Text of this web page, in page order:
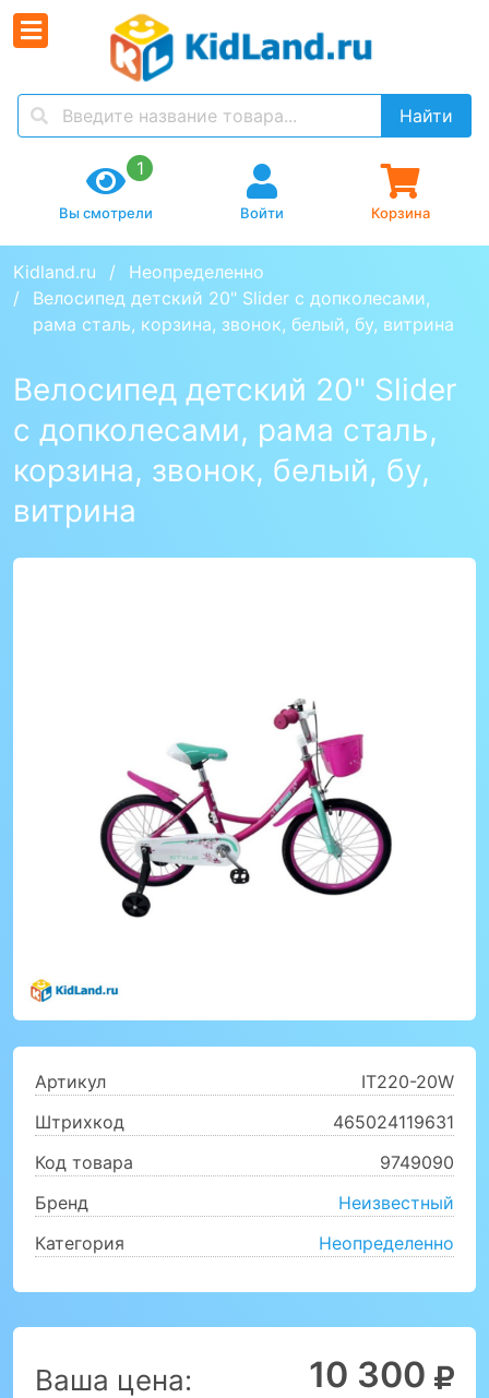
Найти
1
Вы смотрели Войти Корзина
Kidland.ru
Неопределенно
Велосипед детский 20" Slider с допколесами,
рама сталь, корзина, звонок, белый, бу, витрина
Велосипед детский 20" Slider
с допколесами, рама сталь,
корзина, звонок, белый, бу,
витрина
Артикул
IT220-20W
Штрихкод
465024119631
Код товара
9749090
Бренд
Неизвестный
Категория
Неопределенно
Ваша цена: 10 300